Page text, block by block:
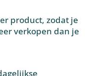
product, zodat je
verkopen dan je